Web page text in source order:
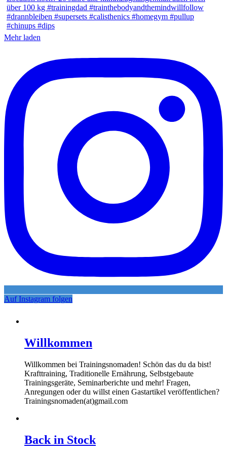
Mehr laden
Auf Instagram folgen
Willkommen
Willkommen bei Trainingsnomaden! Schön das du da bist!
Krafttraining, Traditionelle Ernährung, Selbstgebaute
Trainingsgeräte, Seminarberichte und mehr! Fragen,
Anregungen oder du willst einen Gastartikel veröffentlichen?
Trainingsnomaden(at)gmail.com
Back in Stock